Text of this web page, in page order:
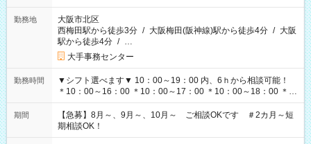
勤務地
大阪市北区
西梅田駅から徒歩3分 / 大阪梅田(阪神線)駅から徒歩4分 / 大阪
駅から徒歩4分 / …
大手事務センター
勤務時間
▼シフト選べます▼ 10：00～19：00 内、6ｈから相談可能！
＊10：00～16：00 ＊10：00～17：00 ＊10：00～18：00 ＊
11：00～19：00 ＊12：00～19：00 ＊13：00～19：00
期間
【急募】8月～、9月～、10月～ ご相談OKです ＃2カ月～短
期相談OK！